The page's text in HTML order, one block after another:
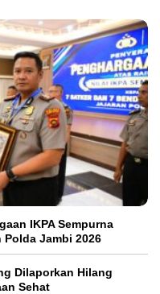
IKPA Sempurna
Jambi 2026
Dilaporkan Hilang
Sehat